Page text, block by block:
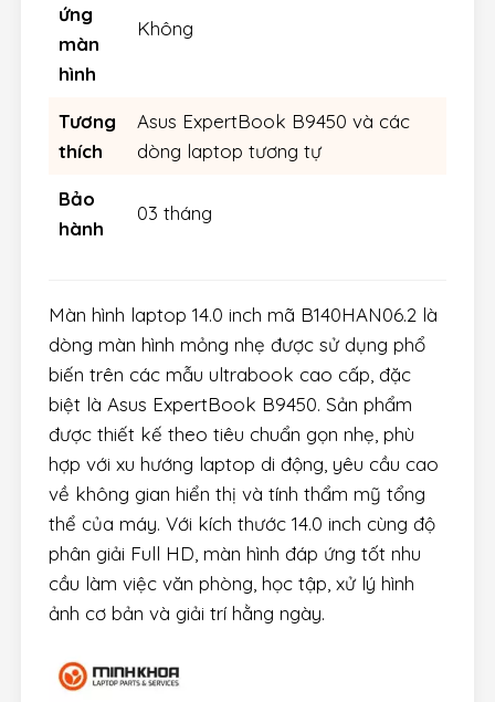
ứng
màn
hình
Không
Tương
thích
Asus ExpertBook B9450 và các
dòng laptop tương tự
Bảo
hành
03 tháng
Màn hình laptop 14.0 inch mã B140HAN06.2 là
dòng màn hình mỏng nhẹ được sử dụng phổ
biến trên các mẫu ultrabook cao cấp, đặc
biệt là Asus ExpertBook B9450. Sản phẩm
được thiết kế theo tiêu chuẩn gọn nhẹ, phù
hợp với xu hướng laptop di động, yêu cầu cao
về không gian hiển thị và tính thẩm mỹ tổng
thể của máy. Với kích thước 14.0 inch cùng độ
phân giải Full HD, màn hình đáp ứng tốt nhu
cầu làm việc văn phòng, học tập, xử lý hình
ảnh cơ bản và giải trí hằng ngày.